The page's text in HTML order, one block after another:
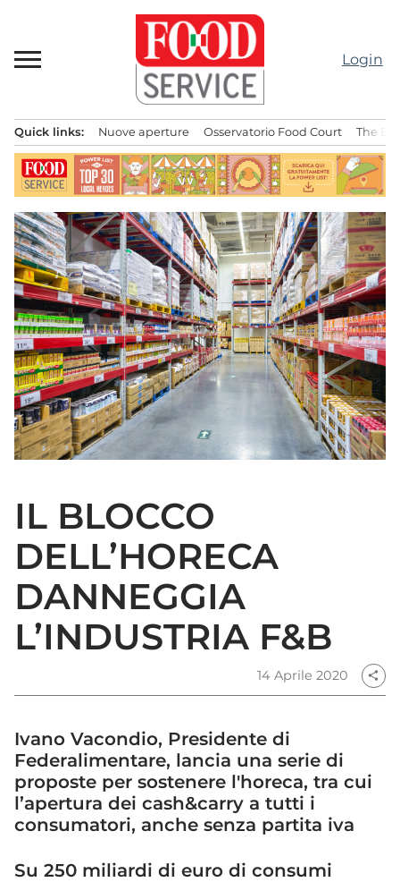
contenuto
Login
principale
Quick links: Nuove aperture Osservatorio Food Court The
IL BLOCCO
DELL’HORECA
DANNEGGIA
L’INDUSTRIA F&B
14 Aprile 2020 share
Ivano Vacondio, Presidente di
Federalimentare, lancia una serie di
proposte per sostenere l'horeca, tra cui
l’apertura dei cash&carry a tutti i
consumatori, anche senza partita iva
Su 250 miliardi di euro di consumi